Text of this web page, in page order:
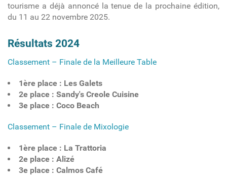
tourisme a déjà annoncé la tenue de la prochaine édition,
du 11 au 22 novembre 2025.
Résultats 2024
Classement – Finale de la Meilleure Table
1ère place : Les Galets
2e place : Sandy's Creole Cuisine
3e place : Coco Beach
Classement – Finale de Mixologie
1ère place : La Trattoria
2e place : Alizé
3e place : Calmos Café